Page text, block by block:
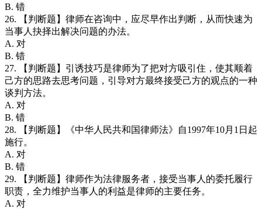
B. 错
26. 【判断题】律师在咨询中，应尽早作出判断，从而快速为
当事人抉择出解决问题的办法。
A. 对
B. 错
27. 【判断题】引诱技巧是律师为了把对方吸引住，使其顺着
己方的思路去思考问题，引导对方最终接受己方的观点的一种
谈判方法。
A. 对
B. 错
28. 【判断题】《中华人民共和国律师法》自1997年10月1日起
施行。
A. 对
B. 错
29. 【判断题】律师作为法律服务者，接受当事人的委托履行
职责，全力维护当事人的利益是律师的主要任务。
A. 对